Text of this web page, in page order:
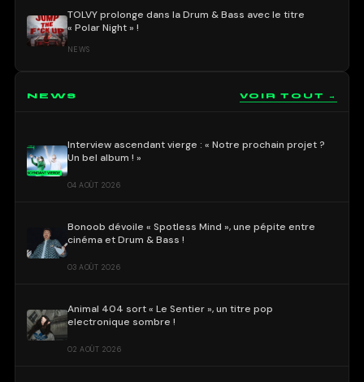
TOLVY prolonge dans la Drum & Bass avec le titre
« Polar Night » !
NEWS
NEWS VOIR TOUT →
Interview ascendant vierge : « Notre prochain projet ?
Un bel album ! »
04 AOÛT 2026
Bonoob dévoile « Spotless Mind », une pépite entre
cinéma et Drum & Bass !
03 AOÛT 2026
Animal 404 sort « Le Sentier », un titre pop
electronique sombre !
02 AOÛT 2026